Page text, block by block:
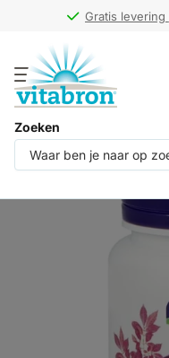
Gratis levering
Gratis levering
Zoeken